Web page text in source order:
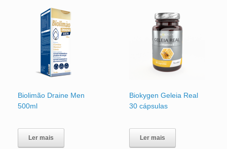
Biolimão Draine Men
500ml
Ler mais
Biokygen Geleia Real
30 cápsulas
Ler mais